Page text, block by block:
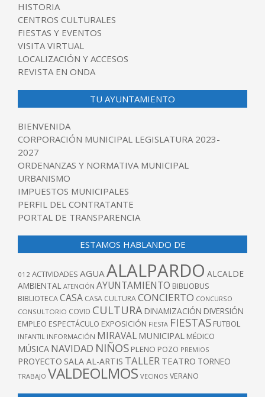
HISTORIA
CENTROS CULTURALES
FIESTAS Y EVENTOS
VISITA VIRTUAL
LOCALIZACIÓN Y ACCESOS
REVISTA EN ONDA
TU AYUNTAMIENTO
BIENVENIDA
CORPORACIÓN MUNICIPAL LEGISLATURA 2023-
2027
ORDENANZAS Y NORMATIVA MUNICIPAL
URBANISMO
IMPUESTOS MUNICIPALES
PERFIL DEL CONTRATANTE
PORTAL DE TRANSPARENCIA
ESTAMOS HABLANDO DE
012 ACTIVIDADES AGUAALALPARDO ALCALDE
AMBIENTAL ATENCIÓN AYUNTAMIENTO BIBLIOBUS
BIBLIOTECACASA CASA CULTURACONCIERTO CONCURSO
CONSULTORIO COVID CULTURA DINAMIZACIÓN DIVERSIÓN
EMPLEO ESPECTÁCULO EXPOSICIÓN FIESTA FIESTAS FUTBOL
INFANTIL INFORMACIÓN MIRAVAL MUNICIPAL MÉDICO
MÚSICA NAVIDAD NIÑOS PLENO POZO PREMIOS
PROYECTO SALA AL-ARTIS TALLER TEATRO TORNEO
TRABAJO VALDEOLMOS VECINOS VERANO